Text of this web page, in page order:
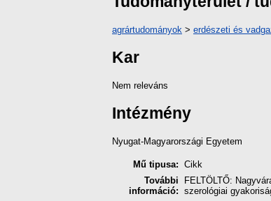
agrártudományok > erdészeti és
Kar
Nem releváns
Intézmény
Nyugat-Magyarországi Egyetem
Mű tipusa: Cikk
További
információ:
FELTÖLTŐ:
szerológiai